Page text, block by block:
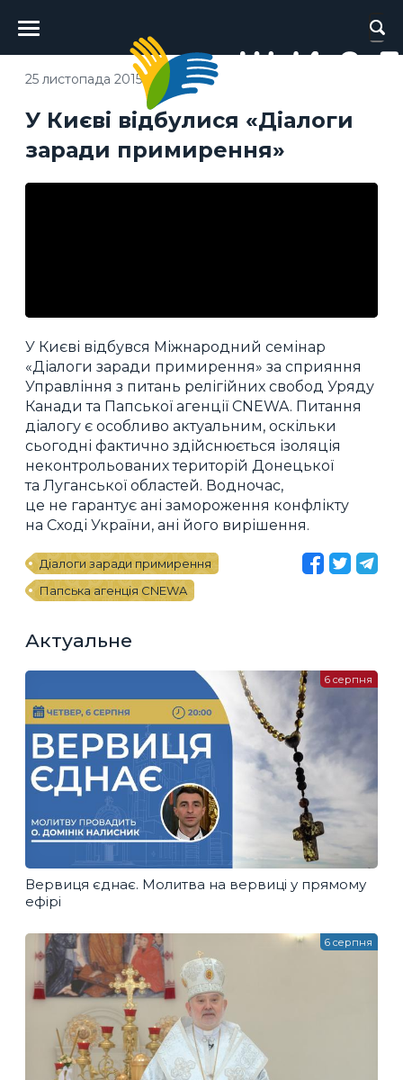
Головне
меню
У Києві відбулися «Діалоги
заради примирення»
25 листопада 2015
У Києві відбувся Міжнародний семінар
«Діалоги заради примирення» за сприяння
Управління з питань релігійних свобод Уряду
Канади та Папської агенції CNEWA. Питання
діалогу є особливо актуальним, оскільки
сьогодні фактично здійснюється ізоляція
неконтрольованих територій Донецької
та Луганської областей. Водночас,
це не гарантує ані замороження конфлікту
на Сході України, ані його вирішення.
Діалоги заради примирення
Папська агенція CNEWA
Актуальне
Вервиця єднає. Молитва на вервиці у прямому
ефірі
6 серпня
6 серпня